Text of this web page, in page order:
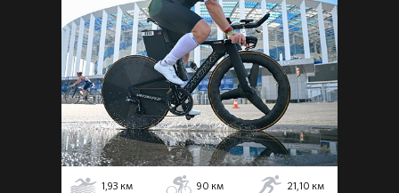
1,93 км 90 км 21,10 км